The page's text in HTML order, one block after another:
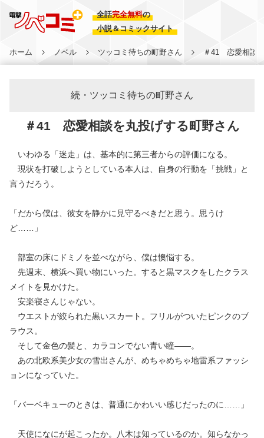
全話完全無料の
小説＆コミックサイト
ホーム ノベル ツッコミ待ちの町野さん ＃41 恋愛相談
続・ツッコミ待ちの町野さん
＃41 恋愛相談を丸投げする町野さん
いわゆる「迷走」は、基本的に第三者からの評価になる。
現状を打破しようとしている本人は、自身の行動を「挑戦」と
言うだろう。
「だから僕は、彼女を静かに見守るべきだと思う。思うけ
ど……」
部室の床にドミノを並べながら、僕は懊悩する。
先週末、横浜へ買い物にいった。すると黒マスクをしたクラス
メイトを見かけた。
安楽寝さんじゃない。
ウエストが絞られた黒いスカート。フリルがついたピンクのブ
ラウス。
そして金色の髪と、カラコンでない青い瞳――。
あの北欧系美少女の雪出さんが、めちゃめちゃ地雷系ファッシ
ョンになっていた。
「バーベキューのときは、普通にかわいい感じだったのに……」
天使になにが起こったか。八木は知っているのか。知らなかっ